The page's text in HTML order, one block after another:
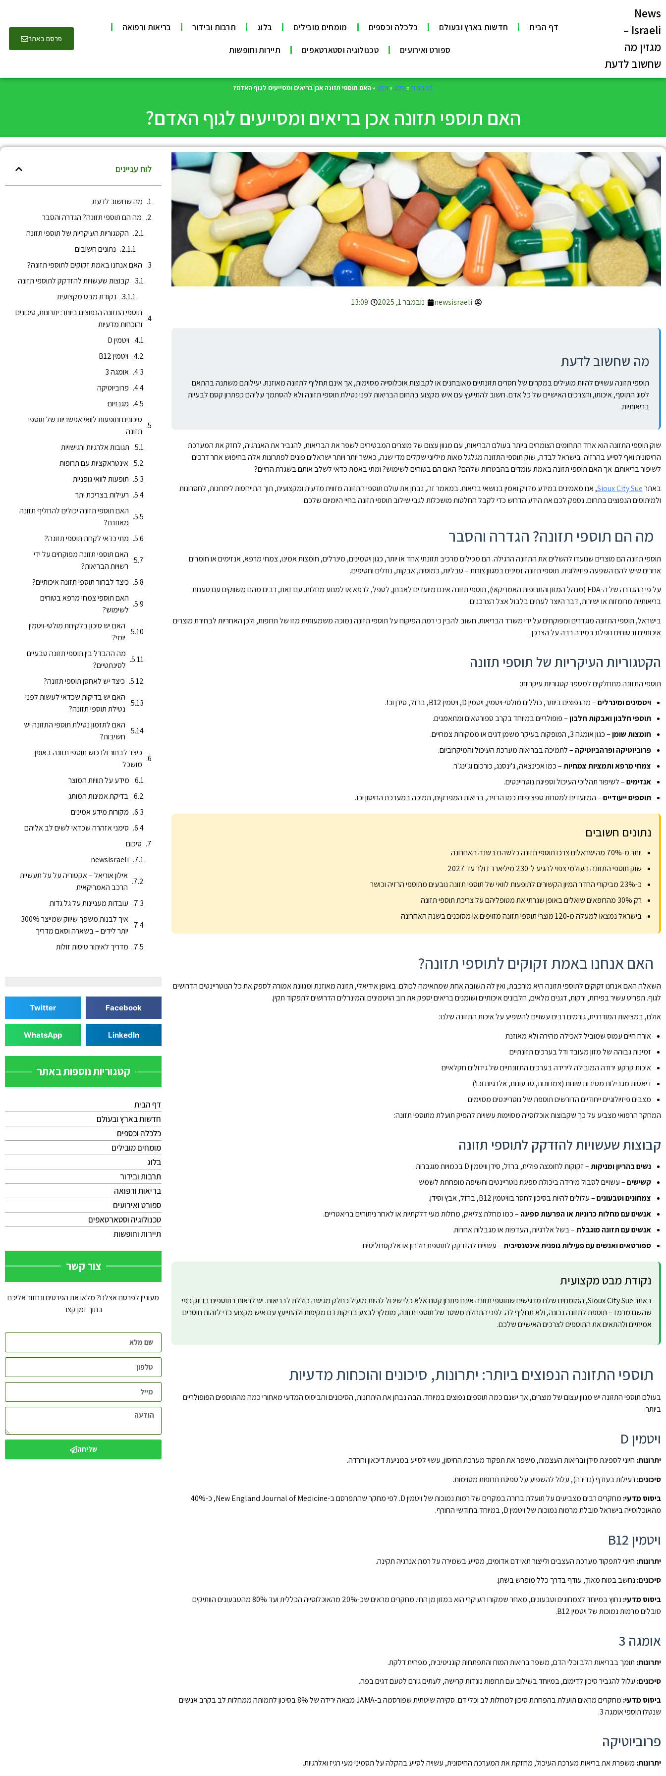
News
Israeli –
מגזין מה
שחשוב לדעת
דף הבית חדשות בארץ ובעולם כלכלה וכספים מומחים מובילים בלוג תרבות ובידור בריאות ורפואה
ספורט ואירועים טכנולוגיה וסטארטאפים תיירות וחופשות
פרסם באתר
דף הבית » בלוג » בלוג » האם תוספי תזונה אכן בריאים ומסייעים לגוף האדם?
האם תוספי תזונה אכן בריאים ומסייעים לגוף האדם?
newsisraeli נובמבר 1, 2025 13:09
מה שחשוב לדעת
תוספי תזונה עשויים להיות מועילים במקרים של חסרים תזונתיים מאובחנים או לקבוצות אוכלוסייה מסוימות, אך אינם תחליף לתזונה מאוזנת. יעילותם משתנה בהתאם
לסוג התוסף, איכותו, והצרכים האישיים של כל אדם. חשוב להתייעץ עם איש מקצוע בתחום הבריאות לפני נטילת תוספי תזונה ולא להסתמך עליהם כפתרון קסם לבעיות
בריאותיות.
שוק תוספי התזונה הוא אחד התחומים הצומחים ביותר בעולם הבריאות, עם מגוון עצום של מוצרים המבטיחים לשפר את הבריאות, להגביר את האנרגיה, לחזק את המערכת
החיסונית ואף לסייע בהרזיה. בישראל לבדה, שוק תוספי התזונה מגלגל מאות מיליוני שקלים מדי שנה, כאשר יותר ויותר ישראלים פונים לפתרונות אלה בחיפוש אחר דרכים
לשיפור בריאותם. אך האם תוספי תזונה באמת עומדים בהבטחות שלהם? האם הם בטוחים לשימוש? ומתי באמת כדאי לשלב אותם בשגרת החיים?
באתרSioux City Sue, אנו מאמינים במידע מדויק ואמין בנושאי בריאות. במאמר זה, נבחן את עולם תוספי התזונה מזווית מדעית ומקצועית, תוך התייחסות ליתרונות, לחסרונות
ולמיתוסים הנפוצים בתחום. נספק לכם את הידע הדרוש כדי לקבל החלטות מושכלות לגבי שילוב תוספי תזונה בחיי היומיום שלכם.
מה הם תוספי תזונה? הגדרה והסבר
תוספי תזונה הם מוצרים שנועדו להשלים את התזונה הרגילה. הם מכילים מרכיב תזונתי אחד או יותר, כגון ויטמינים, מינרלים, חומצות אמינו, צמחי מרפא, אנזימים או חומרים
אחרים שיש להם השפעה פיזיולוגית. תוספי תזונה זמינים במגוון צורות – טבליות, כמוסות, אבקות, נוזלים וחטיפים.
על פי ההגדרה של ה-FDA (מנהל המזון והתרופות האמריקאי), תוספי תזונה אינם מיועדים לאבחן, לטפל, לרפא או למנוע מחלות. עם זאת, רבים מהם משווקים עם טענות
בריאותיות מרומזות או ישירות, דבר היוצר לעתים בלבול אצל הצרכנים.
בישראל, תוספי התזונה מוגדרים ומפוקחים על ידי משרד הבריאות. חשוב להבין כי רמת הפיקוח על תוספי תזונה נמוכה משמעותית מזו של תרופות, ולכן האחריות לבחירת מוצרים
איכותיים ובטוחים נופלת במידה רבה על הצרכן.
הקטגוריות העיקריות של תוספי תזונה
תוספי התזונה מתחלקים למספר קטגוריות עיקריות:
ויטמינים ומינרלים– מהנפוצים ביותר, כוללים מולטי-ויטמין, ויטמין D, ויטמין B12, ברזל, סידן וכו'.
תוספי חלבון ואבקות חלבון– פופולריים במיוחד בקרב ספורטאים ומתאמנים.
חומצות שומן– כגון אומגה 3, המופקות בעיקר משמן דגים או ממקורות צמחיים.
פרוביוטיקה ופרהביוטיקה – לתמיכה בבריאות מערכת העיכול והמיקרוביום.
צמחי מרפא ותמציות צמחיות– כמו אכינצאה, ג'ינסנג, כורכום וג'ינג'ר.
אנזימים– לשיפור תהליכי העיכול וספיגת נוטריינטים.
תוספים ייעודיים– המיועדים למטרות ספציפיות כמו הרזיה, בריאות המפרקים, תמיכה במערכת החיסון וכו'.
נתונים חשובים
יותר מ-70% מהישראלים צרכו תוספי תזונה כלשהם בשנה האחרונה
שוק תוספי התזונה העולמי צפוי להגיע ל-230 מיליארד דולר עד 2027
כ-23% מביקורי החדר המיון הקשורים לתופעות לוואי של תוספי תזונה נובעים מתוספי הרזיה וכושר
רק 30% מהרופאים שואלים באופן שגרתי את מטופליהם על צריכת תוספי תזונה
בישראל נמצאו למעלה מ-120 מוצרי תוספי תזונה מזויפים או מסוכנים בשנה האחרונה
האם אנחנו באמת זקוקים לתוספי תזונה?
השאלה האם אנחנו זקוקים לתוספי תזונה היא מורכבת, ואין לה תשובה אחת שמתאימה לכולם. באופן אידיאלי, תזונה מאוזנת ומגוונת אמורה לספק את כל הנוטריינטים הדרושים
לגוף. תפריט עשיר בפירות, ירקות, דגנים מלאים, חלבונים איכותיים ושומנים בריאים יספק את רוב הויטמינים והמינרלים הדרושים לתפקוד תקין.
אולם, במציאות המודרנית, גורמים רבים עשויים להשפיע על איכות התזונה שלנו:
אורח חיים עמוס שמוביל לאכילה מהירה ולא מאוזנת
זמינות גבוהה של מזון מעובד ודל בערכים תזונתיים
איכות קרקע ירודה המובילה לירידה בערכים התזונתיים של גידולים חקלאיים
דיאטות מגבילות מסיבות שונות (צמחונות, טבעונות, אלרגיות וכו')
מצבים פיזיולוגיים ייחודיים הדורשים תוספת של נוטריינטים מסוימים
המחקר הרפואי מצביע על כך שקבוצות אוכלוסייה מסוימות עשויות להפיק תועלת מתוספי תזונה:
קבוצות שעשויות להזדקק לתוספי תזונה
נשים בהריון ומניקות– זקוקות לחומצה פולית, ברזל, סידן וויטמין D בכמויות מוגברות.
קשישים– עשויים לסבול מירידה ביכולת ספיגת נוטריינטים וחשיפה מופחתת לשמש.
צמחונים וטבעונים– עלולים להיות בסיכון לחסר בוויטמין B12, ברזל, אבץ וסידן.
אנשים עם מחלות כרוניות או הפרעות ספיגה – כמו מחלת צליאק, מחלות מעי דלקתיות או לאחר ניתוחים בריאטריים.
אנשים עם תזונה מוגבלת– בשל אלרגיות, העדפות או מגבלות אחרות.
ספורטאים ואנשים עם פעילות גופנית אינטנסיבית– עשויים להזדקק לתוספת חלבון או אלקטרוליטים.
נקודת מבט מקצועית
באתר Sioux City Sue, המומחים שלנו מדגישים שתוספי תזונה אינם פתרון קסם אלא כלי שיכול להיות מועיל כחלק מגישה כוללת לבריאות. יש לראות בתוספים בדיוק כפי
שהשם מרמז – תוספת לתזונה נכונה, ולא תחליף לה. לפני התחלת משטר של תוספי תזונה, מומלץ לבצע בדיקות דם מקיפות ולהתייעץ עם איש מקצוע כדי לזהות חוסרים
אמיתיים ולהתאים את התוספים לצרכים האישיים שלכם.
תוספי התזונה הנפוצים ביותר: יתרונות, סיכונים והוכחות מדעיות
בעולם תוספי התזונה יש מגוון עצום של מוצרים, אך ישנם כמה תוספים נפוצים במיוחד. הבה נבחן את היתרונות, הסיכונים והביסוס המדעי מאחורי כמה מהתוספים הפופולריים
ביותר:
ויטמין D
יתרונות: חיוני לספיגת סידן ובריאות העצמות, משפר את תפקוד מערכת החיסון, עשוי לסייע במניעת דיכאון וחרדה.
סיכונים: רעילות בעודף (נדירה), עלול להשפיע על ספיגת תרופות מסוימות.
ביסוס מדעי:
מחקרים רבים מצביעים על תועלת ברורה במקרים של רמות נמוכות של ויטמין D. לפי מחקר שהתפרסם ב-New England Journal of Medicine, כ-40%
מהאוכלוסייה בישראל סובלת מרמות נמוכות של ויטמין D, במיוחד בחודשי החורף.
ויטמין B12
יתרונות: חיוני לתפקוד מערכת העצבים ולייצור תאי דם אדומים, מסייע בשמירה על רמת אנרגיה תקינה.
סיכונים: נחשב בטוח מאוד, עודף בדרך כלל מופרש בשתן.
ביסוס מדעי:
נחוץ במיוחד לצמחונים וטבעונים, מאחר שמקורו העיקרי הוא במזון מן החי. מחקרים מראים שכ-20% מהאוכלוסייה הכללית ועד 80% מהטבעונים הוותיקים
סובלים מרמות נמוכות של ויטמין B12.
אומגה 3
יתרונות: תומך בבריאות הלב וכלי הדם, משפר בריאות המוח והתפתחות קוגניטיבית, מפחית דלקת.
סיכונים: עלול להגביר סיכון לדימום, במיוחד בשילוב עם תרופות נוגדות קרישה, לעתים גורם לטעם דגים בפה.
ביסוס מדעי:
מחקרים מראים תועלת בהפחתת סיכון למחלות לב וכלי דם. סקירה שיטתית שפורסמה ב-JAMA מצאה ירידה של 8% בסיכון לתמותה ממחלות לב בקרב אנשים
שנטלו תוספי אומגה 3.
פרוביוטיקה
יתרונות: משפרת את בריאות מערכת העיכול, מחזקת את המערכת החיסונית, עשויה לסייע בהקלה על תסמיני מעי רגיז ואלרגיות.
לוח עניינים
מה שחשוב לדעת
מה הם תוספי תזונה? הגדרה והסבר
הקטגוריות העיקריות של תוספי תזונה
נתונים חשובים
האם אנחנו באמת זקוקים לתוספי תזונה?
קבוצות שעשויות להזדקק לתוספי תזונה
נקודת מבט מקצועית
תוספי התזונה הנפוצים ביותר: יתרונות, סיכונים
והוכחות מדעיות
ויטמין D
ויטמין B12
אומגה 3
פרוביוטיקה
מגנזיום
סיכונים ותופעות לוואי אפשריות של תוספי
תזונה
תגובות אלרגיות ורגישויות
אינטראקציות עם תרופות
תופעות לוואי גופניות
רעילות בצריכת יתר
האם תוספי תזונה יכולים להחליף תזונה
מאוזנת?
מתי כדאי לקחת תוספי תזונה?
האם תוספי תזונה מפוקחים על ידי
רשויות הבריאות?
כיצד לבחור תוספי תזונה איכותיים?
האם תוספי צמחי מרפא בטוחים
לשימוש?
האם יש סיכון בלקיחת מולטי-ויטמין
יומי?
מה ההבדל בין תוספי תזונה טבעיים
לסינתטיים?
כיצד יש לאחסן תוספי תזונה?
האם יש בדיקות שכדאי לעשות לפני
נטילת תוספי תזונה?
האם לתזמון נטילת תוספי התזונה יש
חשיבות?
כיצד לבחור ולרכוש תוספי תזונה באופן
מושכל
מידע על תוויות המוצר
בדיקת אמינות המותג
מקורות מידע אמינים
סימני אזהרה שכדאי לשים לב אליהם
סיכום
newsisraeli
אילון אוריאל – אקטוריה על על תעשיית
הרכב האמריקאית
עובדות מעניינות על גל גדות
איך לבנות משפך שיווק שמייצר 300%
יותר לידים – בשארה וסאם מדריך
מדריך לאיתור טיסות זולות
Facebook
Twitter
LinkedIn
WhatsApp
קטגוריות נוספות באתר
דף הבית
חדשות בארץ ובעולם
כלכלה וכספים
מומחים מובילים
בלוג
תרבות ובידור
בריאות ורפואה
ספורט ואירועים
טכנולוגיה וסטארטאפים
תיירות וחופשות
צור קשר
מעוניין לפרסם אצלנו? מלאו את הפרטים ונחזור אליכם
בתוך זמן קצר
שליחה